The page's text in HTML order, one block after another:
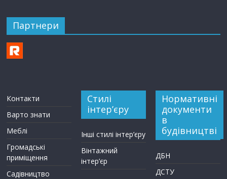
Партнери
Контакти
Варто знати
Меблі
Громадські
приміщення
Садівництво
Стилі
інтер’єру
Інші стилі інтер’єру
Вінтажний
інтер’єр
Нормативні
документи
в
будівництві
ДБН
ДСТУ